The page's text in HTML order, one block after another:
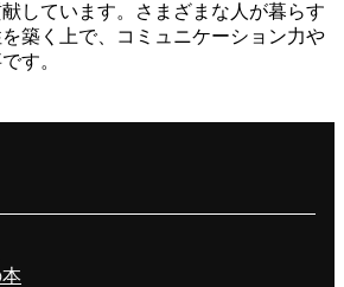
しています。さまざまな人が暮らす
築く上で、コミュニケーション力や
す。